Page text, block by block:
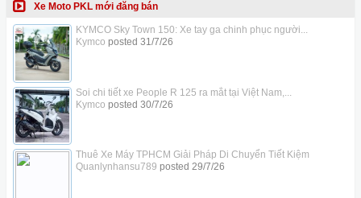
Xe Moto PKL mới đăng bán
KYMCO Sky Town 150: Xe tay ga chinh phục người...
Kymco posted 31/7/26
Soi chi tiết xe People R 125 ra mắt tại Việt Nam,...
Kymco posted 30/7/26
Thuê Xe Máy TPHCM Giải Pháp Di Chuyển Tiết Kiệm
Quanlynhansu789 posted 29/7/26